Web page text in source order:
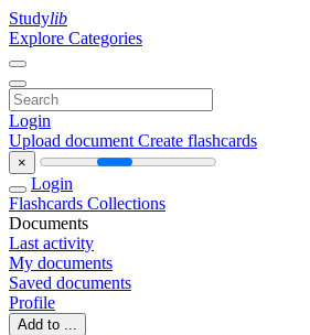
Studylib
Explore Categories
Login
Upload document Create flashcards
×
Login
Flashcards Collections
Documents
Last activity
My documents
Saved documents
Profile
Add to ...